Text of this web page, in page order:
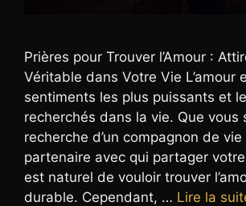
Prières pour Trouver l’Amour :
Véritable dans Votre Vie L’amour
sentiments les plus puissants et
recherchés dans la vie. Que vous
recherche d’un compagnon de vie
partenaire avec qui partager
est naturel de vouloir trouver
durable. Cependant, … Lire la